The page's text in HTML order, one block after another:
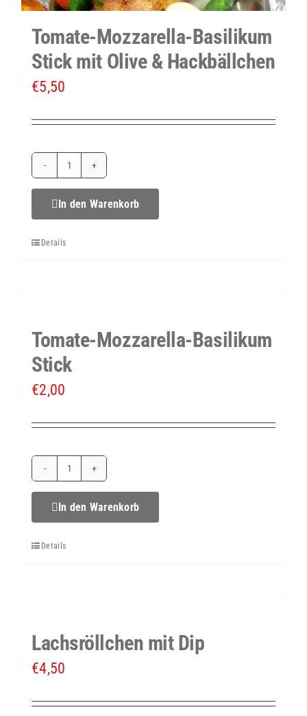
Tomate-Mozzarella-Basilikum
Stick mit Olive & Hackbällchen
€5,50
Tomate-
Mozzarella-
&
In den Warenkorb
Details
Tomate-Mozzarella-Basilikum
Stick
€2,00
Tomate-
Mozzarella-
In den Warenkorb
Details
Lachsröllchen mit Dip
€4,50